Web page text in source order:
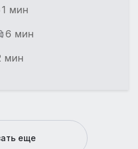
1 мин
6 мин
мин
еще